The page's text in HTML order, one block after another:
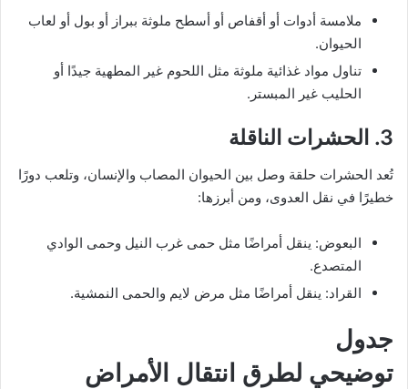
ملامسة أدوات أو أقفاص أو أسطح ملوثة ببراز أو بول أو لعاب
الحيوان.
تناول مواد غذائية ملوثة مثل اللحوم غير المطهية جيدًا أو
الحليب غير المبستر.
3. الحشرات الناقلة
تُعد الحشرات حلقة وصل بين الحيوان المصاب والإنسان، وتلعب دورًا
خطيرًا في نقل العدوى، ومن أبرزها:
البعوض: ينقل أمراضًا مثل حمى غرب النيل وحمى الوادي
المتصدع.
القراد: ينقل أمراضًا مثل مرض لايم والحمى النمشية.
جدول
توضيحي لطرق انتقال الأمراض